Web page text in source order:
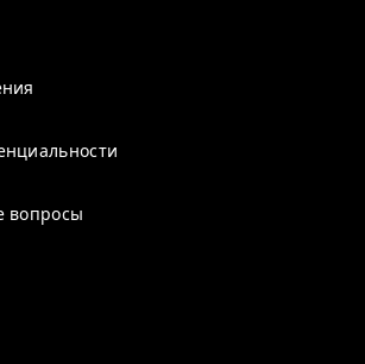
помидоры, и популярного
коротком расстоянии
вопросы